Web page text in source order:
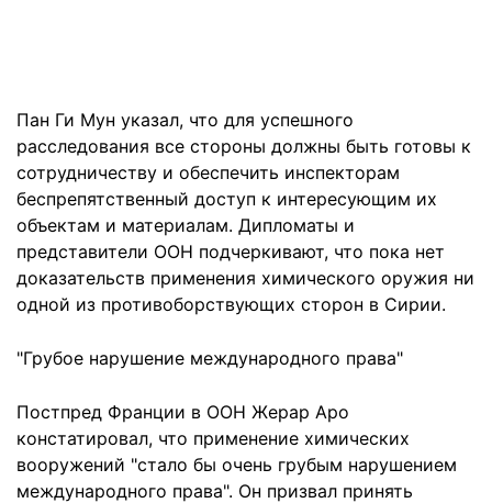
Пан Ги Мун указал, что для успешного
расследования все стороны должны быть готовы к
сотрудничеству и обеспечить инспекторам
беспрепятственный доступ к интересующим их
объектам и материалам. Дипломаты и
представители ООН подчеркивают, что пока нет
доказательств применения химического оружия ни
одной из противоборствующих сторон в Сирии.
"Грубое нарушение международного права"
Постпред Франции в ООН Жерар Аро
констатировал, что применение химических
вооружений "стало бы очень грубым нарушением
международного права". Он призвал принять